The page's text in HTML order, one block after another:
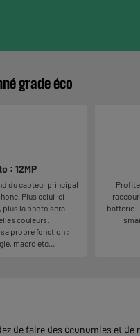
grade éco
: 12MP
du capteur principal
Plus celui-ci
plus la photo sera
couleurs.
propre fonction :
macro etc…
batterie.
de faire des économies et